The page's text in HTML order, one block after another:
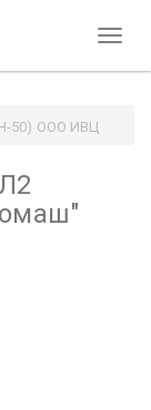
50) ООО ИВЦ